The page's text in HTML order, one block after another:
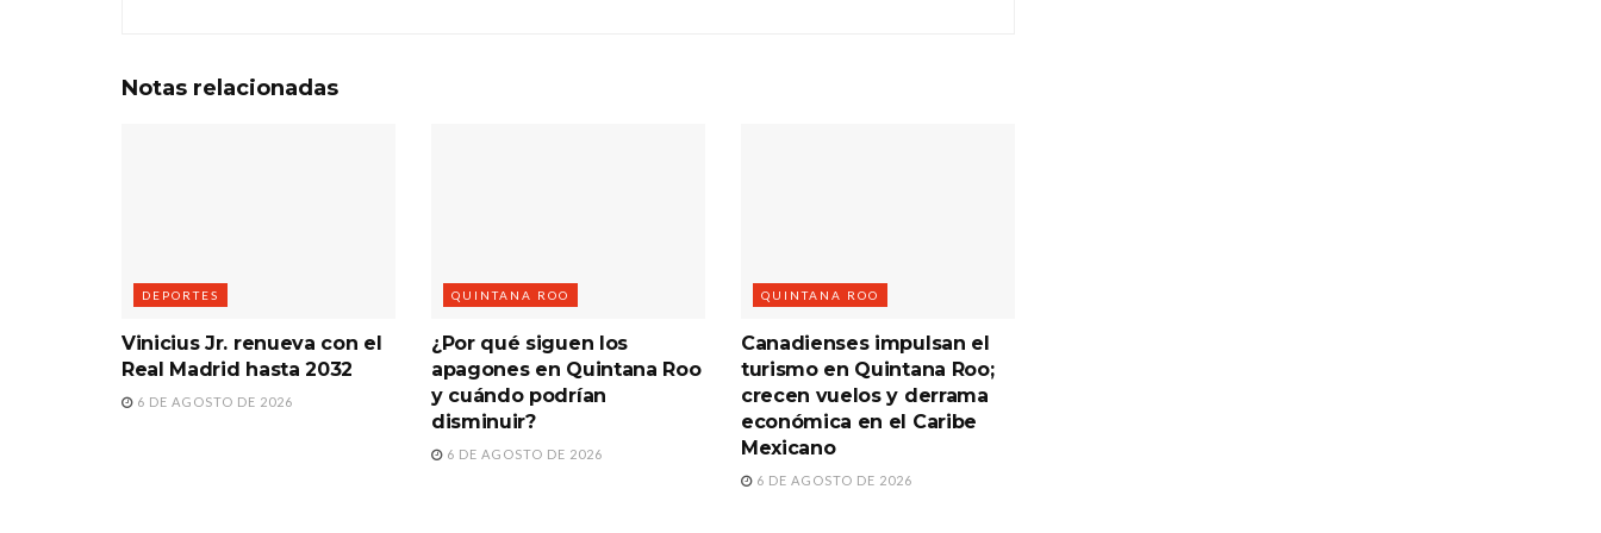
Notas relacionadas
DEPORTES
Vinicius Jr. renueva con el
Real Madrid hasta 2032
6 DE AGOSTO DE 2026
QUINTANA ROO
¿Por qué siguen los
apagones en Quintana Roo
y cuándo podrían
disminuir?
6 DE AGOSTO DE 2026
QUINTANA ROO
Canadienses impulsan el
turismo en Quintana Roo;
crecen vuelos y derrama
económica en el Caribe
Mexicano
6 DE AGOSTO DE 2026